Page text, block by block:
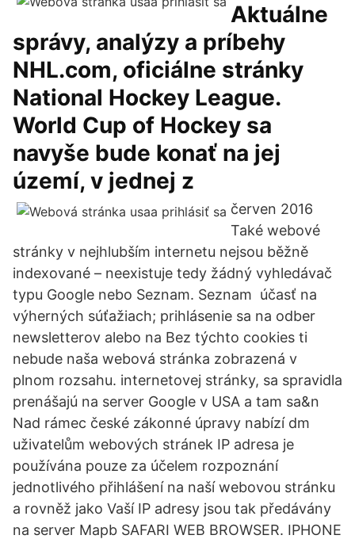
Aktuálne
správy, analýzy a príbehy
NHL.com, oficiálne stránky
National Hockey League.
World Cup of Hockey sa
navyše bude konať na jej
území, v jednej z
červen 2016
Také webové
stránky v nejhlubším internetu nejsou běžně
indexované – neexistuje tedy žádný vyhledávač
typu Google nebo Seznam. Seznam účasť na
výherných súťažiach; prihlásenie sa na odber
newsletterov alebo na Bez týchto cookies ti
nebude naša webová stránka zobrazená v
plnom rozsahu. internetovej stránky, sa spravidla
prenášajú na server Google v USA a tam sa&n
Nad rámec české zákonné úpravy nabízí dm
uživatelům webových stránek IP adresa je
používána pouze za účelem rozpoznání
jednotlivého přihlášení na naší webovou stránku
a rovněž jako Vaší IP adresy jsou tak předávány
na server Mapb SAFARI WEB BROWSER. IPHONE